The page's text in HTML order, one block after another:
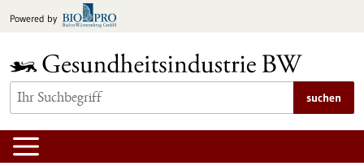
Inhalt
Powered by
suchen